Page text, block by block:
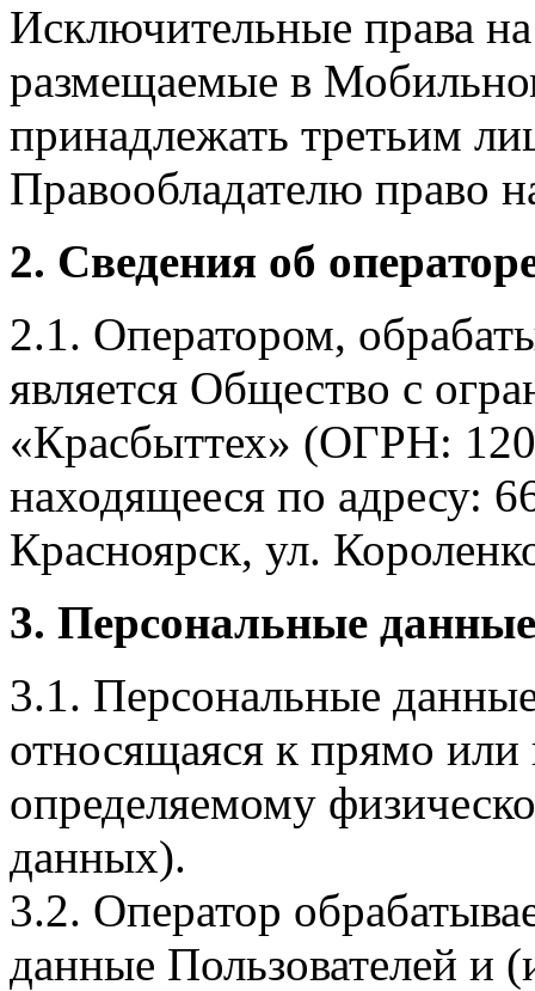
Исключительные права
размещаемые в
принадлежать третьим
Правообладателю право
2. Сведения об
2.1. Оператором,
является Общество с
«Красбыттех» (ОГРН:
находящееся по адресу:
Красноярск, ул.
3. Персональные
3.1. Персональные
относящаяся к прямо
определяемому
данных).
3.2. Оператор
данные Пользователей и